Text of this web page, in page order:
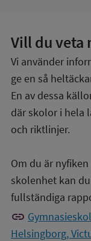
Vill du veta
Vi använder
ge en så
En av dessa
där skolor i hela
och riktlinjer.
Om du är
skolenhet kan
fullständiga
link
Helsingborg,